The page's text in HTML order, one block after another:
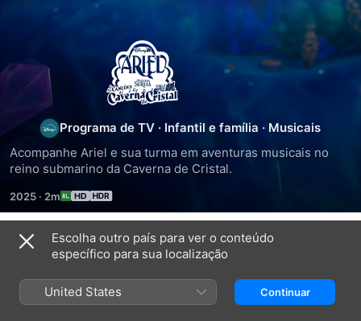
Junior
Ariel,
A
Pequena
Sereia:
As
Canções
Programa de TV · Infantil e família · Musicais
Acompanhe Ariel e sua turma em aventuras musicais no
reino submarino da Caverna de Cristal.
2025 · 2m
Temporada 1
Escolha outro país para ver o conteúdo
específico para sua localização
United States Continuar